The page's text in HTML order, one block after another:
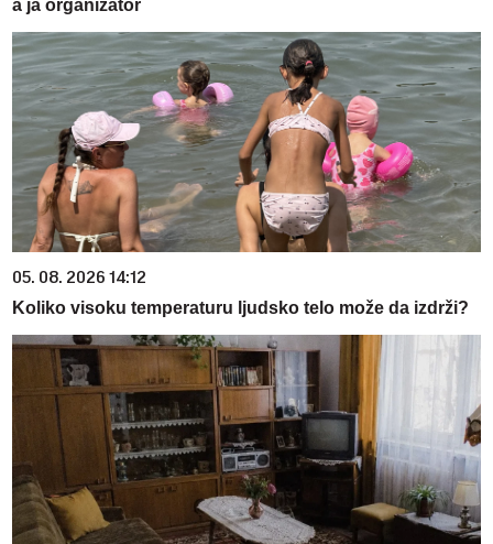
a ja organizator
05. 08. 2026 14:12
Koliko visoku temperaturu ljudsko telo može da izdrži?